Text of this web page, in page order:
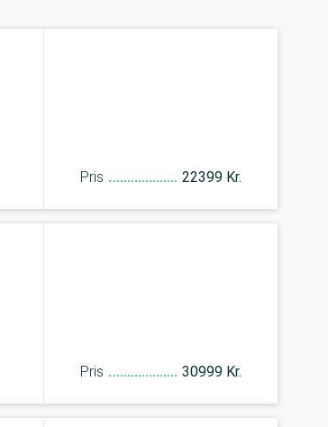
Pris 22399 Kr.
Pris 30999 Kr.